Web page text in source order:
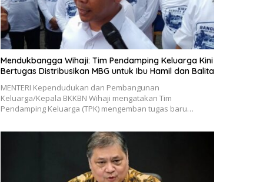
Mendukbangga Wihaji: Tim Pendamping Keluarga Kini
Bertugas Distribusikan MBG untuk Ibu Hamil dan Balita
MENTERI Kependudukan dan Pembangunan
Keluarga/Kepala BKKBN Wihaji mengatakan Tim
Pendamping Keluarga (TPK) mengemban tugas baru…